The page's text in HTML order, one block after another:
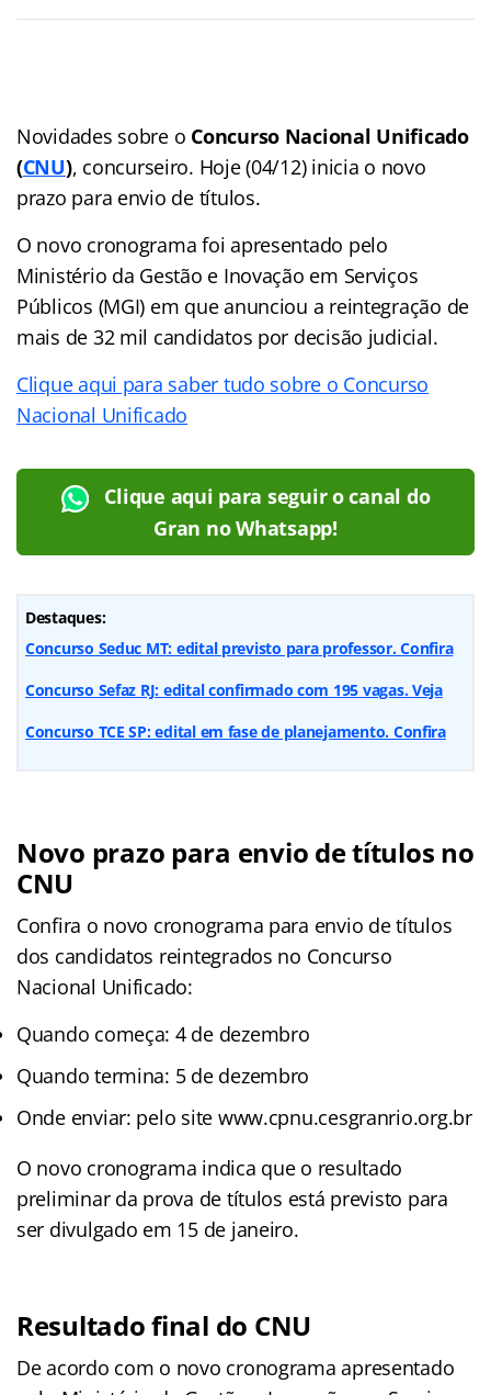
Novidades sobre o Concurso Nacional Unificado
(CNU), concurseiro. Hoje (04/12) inicia o novo
prazo para envio de títulos.
O novo cronograma foi apresentado pelo
Ministério da Gestão e Inovação em Serviços
Públicos (MGI) em que anunciou a reintegração de
mais de 32 mil candidatos por decisão judicial.
Clique aqui para saber tudo sobre o Concurso
Nacional Unificado
Clique aqui para seguir o canal do
Gran no Whatsapp!
Destaques:
Concurso Seduc MT: edital previsto para professor. Confira
Concurso Sefaz RJ: edital confirmado com 195 vagas. Veja
Concurso TCE SP: edital em fase de planejamento. Confira
Novo prazo para envio de títulos no
CNU
Confira o novo cronograma para envio de títulos
dos candidatos reintegrados no Concurso
Nacional Unificado:
Quando começa: 4 de dezembro
Quando termina: 5 de dezembro
Onde enviar: pelo site www.cpnu.cesgranrio.org.br
O novo cronograma indica que o resultado
preliminar da prova de títulos está previsto para
ser divulgado em 15 de janeiro.
Resultado final do CNU
De acordo com o novo cronograma apresentado